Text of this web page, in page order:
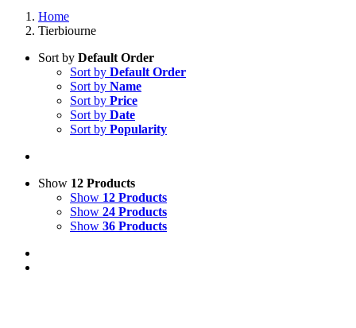
Home
Tierbiourne
Sort by Default Order
Sort by Default Order
Sort by Name
Sort by Price
Sort by Date
Sort by Popularity
Show 12 Products
Show 12 Products
Show 24 Products
Show 36 Products